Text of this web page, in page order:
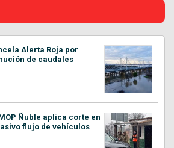
Alerta Roja por
de caudales
Ñuble aplica corte en
flujo de vehículos